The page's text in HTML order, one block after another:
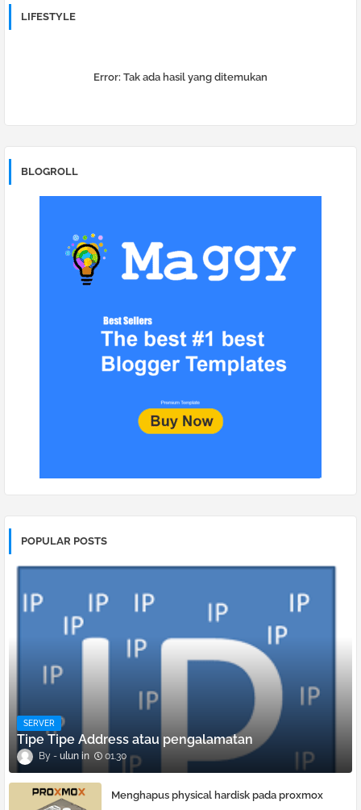
LIFESTYLE
Error: Tak ada hasil yang ditemukan
BLOGROLL
POPULAR POSTS
SERVER
Tipe Tipe Address atau pengalamatan
ulun 01.30
Menghapus physical hardisk pada proxmox